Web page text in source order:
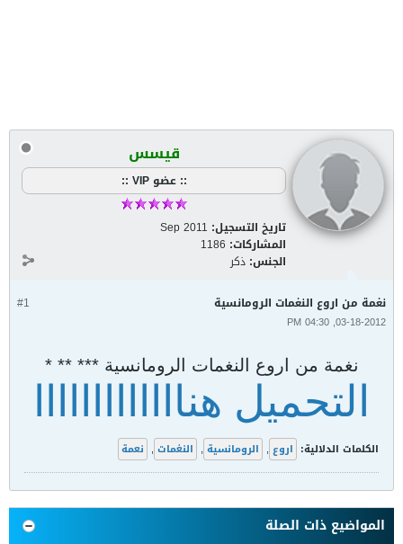
قيسس
:: عضو VIP ::
تاريخ التسجيل: Sep 2011
المشاركات: 1186
الجنس: ذكر
#1 نغمة من اروع النغمات الرومانسية
03-18-2012, 04:30 PM
نغمة من اروع النغمات الرومانسية *** ** *
التحميل هنااااااااااااا
الكلمات الدلالية: اروع , الرومانسية , النغمات , نعمة
المواضيع ذات الصلة